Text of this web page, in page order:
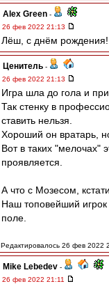
Alex Green -
26 фев 2022 21:13
Лёш, с днём рождения!
Ценитель -
26 фев 2022 21:13
Игра шла до гола и
Так стенку в
ставить нельзя.
Хороший он вратарь,
Вот в таких "мелочах"
проявляется.
А что с Мозесом,
Наш топовейший игрок
поле.
Редактировалось 26 фев 2022
Mike Lebedev -
26 фев 2022 21:11